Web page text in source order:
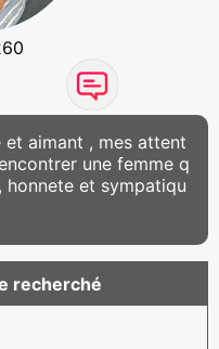
et aimant , mes attent
une femme q
honnete et sympatiqu
recherché